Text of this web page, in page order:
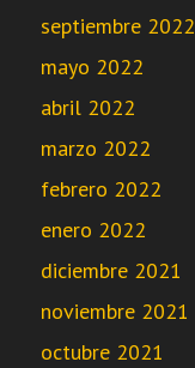
septiembre 2022
mayo 2022
abril 2022
marzo 2022
febrero 2022
enero 2022
diciembre 2021
noviembre 2021
octubre 2021